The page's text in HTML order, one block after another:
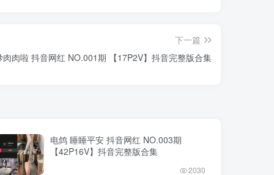
下一篇
肉肉啦 抖音网红 NO.001期 【17P2V】抖音完整版合集
电鸽 睡睡平安 抖音网红 NO.003期
【42P16V】抖音完整版合集
2030